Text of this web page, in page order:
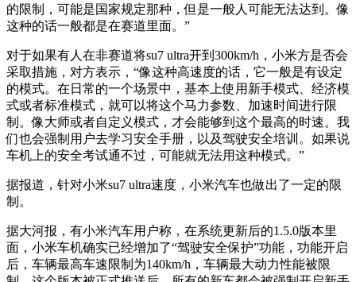
的限制，可能是国家规定那种，但是一般人可能无法达到。像
这种的话一般都是在赛道里面。”
对于如果有人在非赛道将su7 ultra开到300km/h，小米方是否会
采取措施，对方表示，“像这种高速度的话，它一般是有设定
的模式。在日常的一个场景中，基本上使用新手模式、经济模
式或者标准模式，就可以将这个马力参数、加速时间进行限
制。像大师或者自定义模式，才会能够到这个最高的时速。我
们也会强制用户去学习安全手册，以及驾驶安全培训。如果说
车机上的安全考试通不过，可能就无法用这种模式。”
据报道，针对小米su7 ultra速度，小米汽车也做出了一定的限
制。
据大河报，有小米汽车用户称，在系统更新后的1.5.0版本里
面，小米车机确实已经增加了“驾驶安全保护”功能，功能开启
后，车辆最高车速限制为140km/h，车辆最大动力性能被限